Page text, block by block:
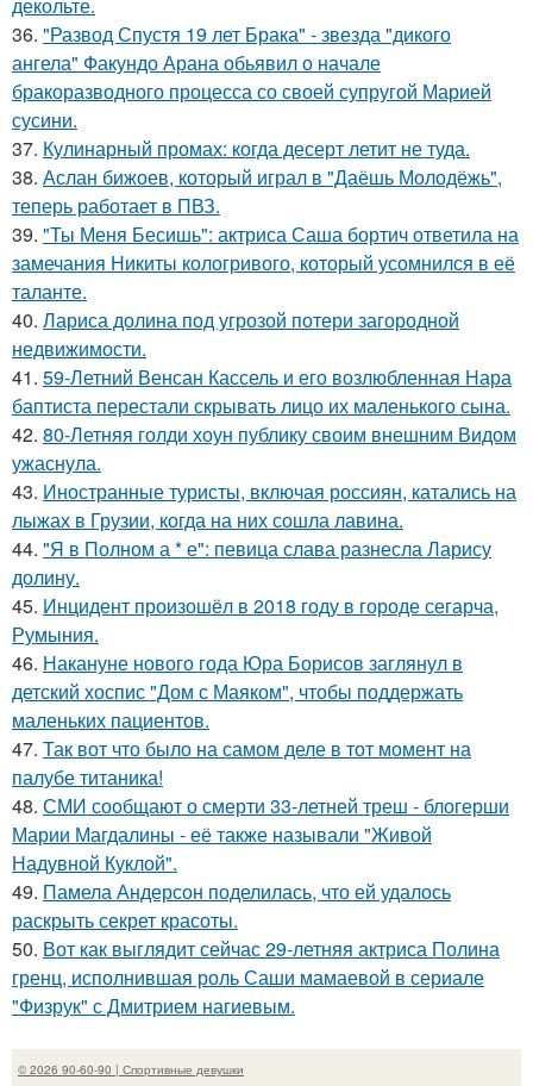
декольте.
36. "Развод Спустя 19 лет Брака" - звезда "дикого
ангела" Факундо Арана обьявил о начале
бракоразводного процесса со своей супругой Марией
сусини.
37. Кулинарный промах: когда десерт летит не туда.
38. Аслан бижоев, который играл в "Даёшь Молодёжь",
теперь работает в ПВЗ.
39. "Ты Меня Бесишь": актриса Саша бортич ответила на
замечания Никиты кологривого, который усомнился в её
таланте.
40. Лариса долина под угрозой потери загородной
недвижимости.
41. 59-Летний Венсан Кассель и его возлюбленная Нара
баптиста перестали скрывать лицо их маленького сына.
42. 80-Летняя голди хоун публику своим внешним Видом
ужаснула.
43. Иностранные туристы, включая россиян, катались на
лыжах в Грузии, когда на них сошла лавина.
44. "Я в Полном а * е": певица слава разнесла Ларису
долину.
45. Инцидент произошёл в 2018 году в городе сегарча,
Румыния.
46. Накануне нового года Юра Борисов заглянул в
детский хоспис "Дом с Маяком", чтобы поддержать
маленьких пациентов.
47. Так вот что было на самом деле в тот момент на
палубе титаника!
48. СМИ сообщают о смерти 33-летней треш - блогерши
Марии Магдалины - её также называли "Живой
Надувной Куклой".
49. Памела Андерсон поделилась, что ей удалось
раскрыть секрет красоты.
50. Вот как выглядит сейчас 29-летняя актриса Полина
гренц, исполнившая роль Саши мамаевой в сериале
"Физрук" с Дмитрием нагиевым.
© 2026 90-60-90 | Спортивные девушки